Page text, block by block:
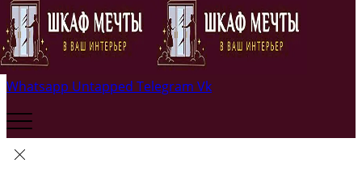
Whatsapp Untapped Telegram Vk